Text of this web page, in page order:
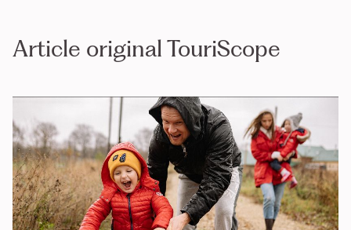
Article original TouriScope